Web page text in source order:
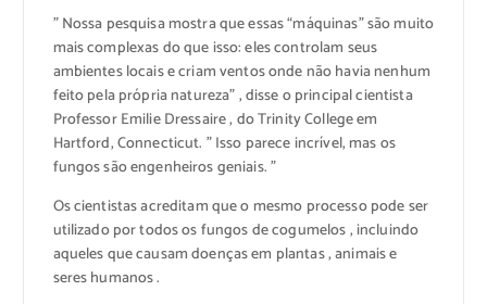
” Nossa pesquisa mostra que essas “máquinas” são muito
mais complexas do que isso: eles controlam seus
ambientes locais e criam ventos onde não havia nenhum
feito pela própria natureza” , disse o principal cientista
Professor Emilie Dressaire , do Trinity College em
Hartford, Connecticut. ” Isso parece incrível, mas os
fungos são engenheiros geniais. ”
Os cientistas acreditam que o mesmo processo pode ser
utilizado por todos os fungos de cogumelos , incluindo
aqueles que causam doenças em plantas , animais e
seres humanos .